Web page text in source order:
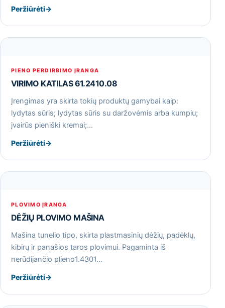
Peržiūrėti→
PIENO PERDIRBIMO ĮRANGA
VIRIMO KATILAS 61.2410.08
Įrengimas yra skirta tokių produktų gamybai kaip:
lydytas sūris; lydytas sūris su daržovėmis arba kumpiu;
įvairūs pieniški kremai;…
Peržiūrėti→
PLOVIMO ĮRANGA
DĖŽIŲ PLOVIMO MAŠINA
Mašina tunelio tipo, skirta plastmasinių dėžių, padėklų,
kibirų ir panašios taros plovimui. Pagaminta iš
nerūdijančio plieno1.4301…
Peržiūrėti→